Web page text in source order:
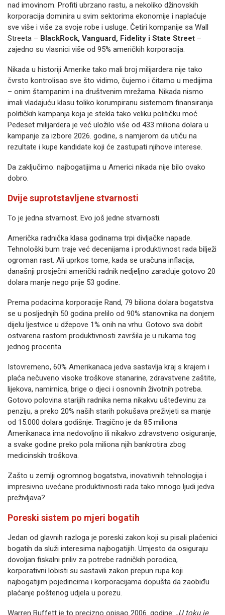
nad imovinom. Profiti ubrzano rastu, a nekoliko džinovskih
korporacija dominira u svim sektorima ekonomije i naplaćuje
sve više i više za svoje robe i usluge. Četiri kompanije sa Wall
Streeta – BlackRock, Vanguard, Fidelity i State Street –
zajedno su vlasnici više od 95% američkih korporacija.
Nikada u historiji Amerike tako mali broj milijardera nije tako
čvrsto kontrolisao sve što vidimo, čujemo i čitamo u medijima
– onim štampanim i na društvenim mrežama. Nikada nismo
imali vladajuću klasu toliko korumpiranu sistemom finansiranja
političkih kampanja koja je stekla tako veliku političku moć.
Pedeset milijardera je već uložilo više od 433 miliona dolara u
kampanje za izbore 2026. godine, s namjerom da utiču na
rezultate i kupe kandidate koji će zastupati njihove interese.
Da zaključimo: najbogatijima u Americi nikada nije bilo ovako
dobro.
Dvije suprotstavljene stvarnosti
To je jedna stvarnost. Evo još jedne stvarnosti.
Američka radnička klasa godinama trpi divljačke napade.
Tehnološki bum traje već decenijama i produktivnost rada bilježi
ogroman rast. Ali uprkos tome, kada se uračuna inflacija,
današnji prosječni američki radnik nedjeljno zarađuje gotovo 20
dolara manje nego prije 53 godine.
Prema podacima korporacije Rand, 79 biliona dolara bogatstva
se u posljednjih 50 godina prelilo od 90% stanovnika na donjem
dijelu ljestvice u džepove 1% onih na vrhu. Gotovo sva dobit
ostvarena rastom produktivnosti završila je u rukama tog
jednog procenta.
Istovremeno, 60% Amerikanaca jedva sastavlja kraj s krajem i
plaća nečuveno visoke troškove stanarine, zdravstvene zaštite,
lijekova, namirnica, brige o djeci i osnovnih životnih potreba.
Gotovo polovina starijih radnika nema nikakvu ušteđevinu za
penziju, a preko 20% naših starih pokušava preživjeti sa manje
od 15.000 dolara godišnje. Tragično je da 85 miliona
Amerikanaca ima nedovoljno ili nikakvo zdravstveno osiguranje,
a svake godine preko pola miliona njih bankrotira zbog
medicinskih troškova.
Zašto u zemlji ogromnog bogatstva, inovativnih tehnologija i
impresivno uvećane produktivnosti rada tako mnogo ljudi jedva
preživljava?
Poreski sistem po mjeri bogatih
Jedan od glavnih razloga je poreski zakon koji su pisali plaćenici
bogatih da služi interesima najbogatijih. Umjesto da osiguraju
dovoljan fiskalni priliv za potrebe radničkih porodica,
korporativni lobisti su sastavili zakon prepun rupa koji
najbogatijim pojedincima i korporacijama dopušta da zaobiđu
plaćanje poštenog udjela u porezu.
Warren Buffett je to precizno opisao 2006. godine: „U toku je